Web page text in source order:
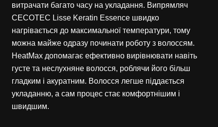
витрачати багато часу на укладання. Випрямляч
CECOTEC Lisse Keratin Essence швидко
нагрівається до максимальної температури, тому
можна майже одразу починати роботу з волоссям.
HeatMax допомагає ефективно вирівнювати навіть
густе та неслухняне волосся, роблячи його більш
гладким і акуратним. Волосся легше піддається
укладанню, а сам процес стає комфортнішим і
швидшим.